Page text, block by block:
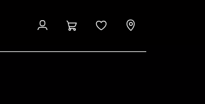
Hold dig opdateret